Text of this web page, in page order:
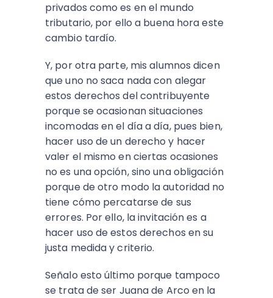
privados como es en el mundo
tributario, por ello a buena hora este
cambio tardío.
Y, por otra parte, mis alumnos dicen
que uno no saca nada con alegar
estos derechos del contribuyente
porque se ocasionan situaciones
incomodas en el día a día, pues bien,
hacer uso de un derecho y hacer
valer el mismo en ciertas ocasiones
no es una opción, sino una obligación
porque de otro modo la autoridad no
tiene cómo percatarse de sus
errores. Por ello, la invitación es a
hacer uso de estos derechos en su
justa medida y criterio.
Señalo esto último porque tampoco
se trata de ser Juana de Arco en la